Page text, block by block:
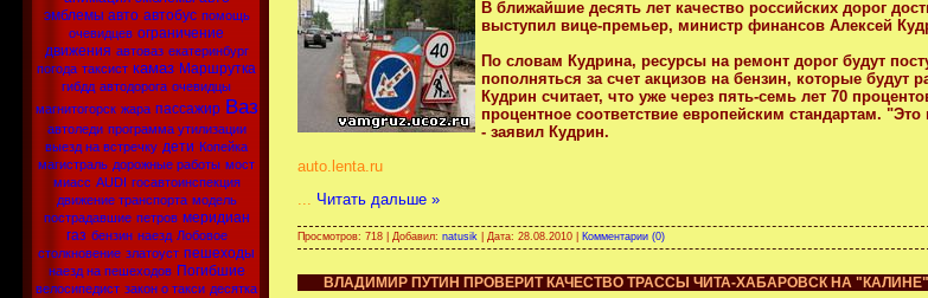
эмблемы авто автобус помощь
очевидцев ограничение
движения автоваз екатеринбург
погода таксист камаз Маршрутка
гибдд автодорога очевидцы
магнитогорск жара пассажир Ваз
автоледи программа утилизации
выезд на встречку дети Копейка
магистраль дорожные работы мост
миасс AUDI госавтоинспекция
движение транспорта модель
пострадавшие петров меридиан
газ бензин наезд Лобовое
столкновение златоуст пешеходы
наезд на пешеходов Погибшие
велосипедист закон о такси десятка
В ближайшие десять лет качество российских дорог
выступил вице-премьер, министр финансов Алексей
По словам Кудрина, ресурсы на ремонт дорог будут
пополняться за счет акцизов на бензин, которые будут
Кудрин считает, что уже через пять-семь лет 70
процентное соответствие европейским стандартам.
- заявил Кудрин.
auto.lenta.ru
Читать дальше »
Просмотров: 718 | Добавил: natusik | Дата: 28.08.2010 Комментарии (0)
ВЛАДИМИР ПУТИН ПРОВЕРИТ КАЧЕСТВО ТРАССЫ ЧИТА-ХАБАРОВСК НА "КАЛИНЕ"